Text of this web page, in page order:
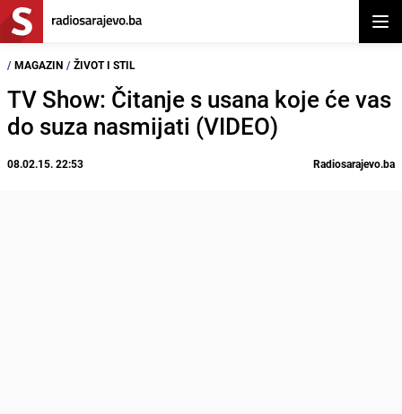
/ MAGAZIN / ŽIVOT I STIL
TV Show: Čitanje s usana koje će vas
do suza nasmijati (VIDEO)
08.02.15. 22:53 Radiosarajevo.ba